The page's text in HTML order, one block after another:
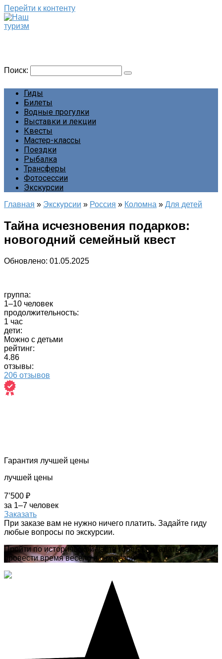
Перейти к контенту
Поиск:
Гиды
Билеты
Водные прогулки
Выставки и лекции
Квесты
Мастер-классы
Поездки
Рыбалка
Трансферы
Фотосессии
Экскурсии
Главная » Экскурсии » Россия » Коломна » Для детей
Тайна исчезновения подарков:
новогодний семейный квест
Обновлено: 01.05.2025
группа:
1–10 человек
продолжительность:
1 час
дети:
Можно с детьми
рейтинг:
4.86
отзывы:
206 отзывов
Гарантия лучшей цены
лучшей цены
7’500 ₽
за 1–7 человек
Заказать
При заказе вам не нужно ничего платить. Задайте гиду
любые вопросы по экскурсии.
Пройти по исторической части города, отгадать загадки и
провести время весело и с пользой